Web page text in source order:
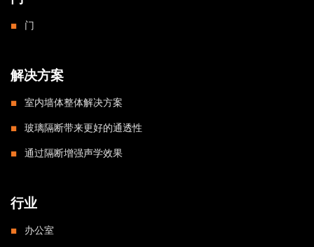
门
解决方案
室内墙体整体解决方案
玻璃隔断带来更好的通透性
通过隔断增强声学效果
行业
办公室